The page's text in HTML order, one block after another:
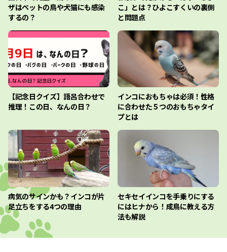
ザはペットの鳥や犬猫にも感染
するの？
こ」とは？ひよこすくいの裏側
と問題点
【記念日クイズ】語呂合わせで
推理！この日、なんの日？
インコにおもちゃは必須！性格
に合わせた５つのおもちゃタイ
プとは
病気のサインかも？インコが片
足立ちをする4つの理由
セキセイインコを手乗りにする
にはヒナから！成鳥に教える方
法も解説